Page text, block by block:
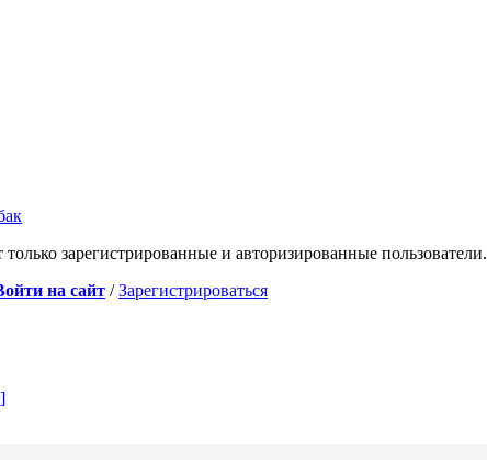
зарегистрированные и авторизированные пользователи.
на сайт /Зарегистрироваться
]